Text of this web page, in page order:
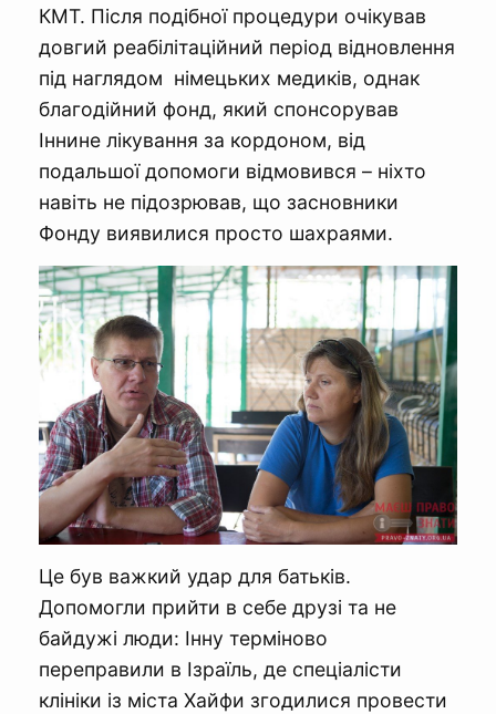
КМТ. Після подібної процедури очікував
довгий реабілітаційний період відновлення
під наглядом німецьких медиків, однак
благодійний фонд, який спонсорував
Іннине лікування за кордоном, від
подальшої допомоги відмовився – ніхто
навіть не підозрював, що засновники
Фонду виявилися просто шахраями.
Це був важкий удар для батьків.
Допомогли прийти в себе друзі та не
байдужі люди: Інну терміново
переправили в Ізраїль, де спеціалісти
клініки із міста Хайфи згодилися провести